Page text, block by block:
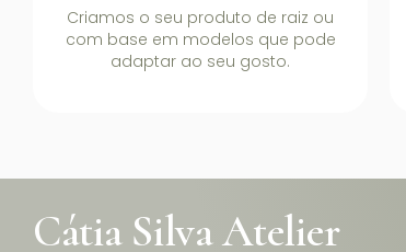
Criamos o seu produto de raiz ou
com base em modelos que pode
adaptar ao seu gosto.
Cátia Silva Atelier